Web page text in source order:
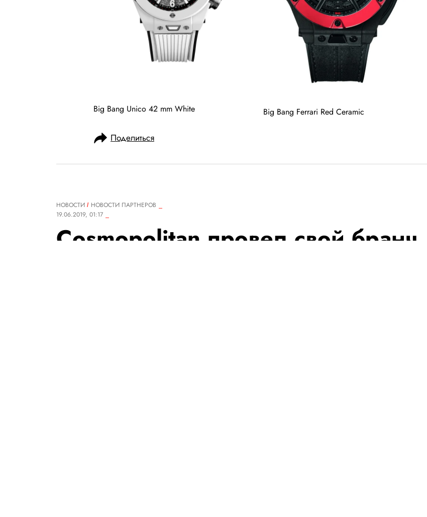
Big Bang Unico 42 mm White Big Bang Ferrari Red Ceramic
Поделиться
НОВОСТИ
НОВОСТИ ПАРТНЕРОВ
19.06.2019, 01:17
Cosmopolitan провел свой бранч